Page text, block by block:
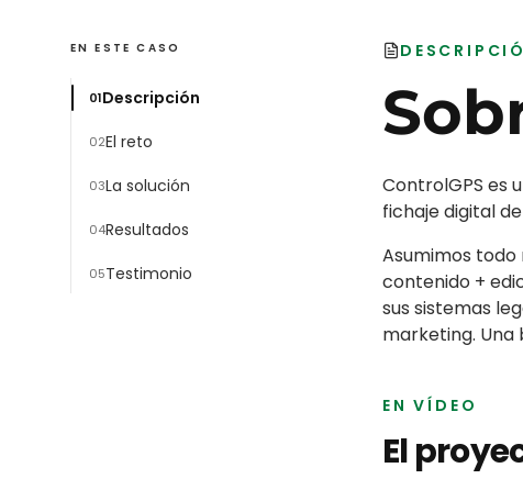
EN ESTE CASO
01Descripción
02El reto
03La solución
04Resultados
05Testimonio
ControlGPS es
fichaje digital
Asumimos
contenido +
sus sistemas
marketing.
EN VÍDEO
El